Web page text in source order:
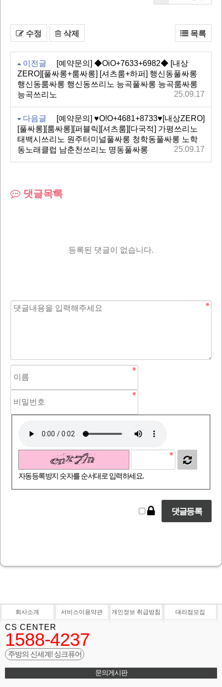
수정 삭제 목록
이전글
[예약문의] ◆OiO+7633+6982◆ [내상
ZERO][풀싸롱+룸싸롱] [셔츠룸+하퍼] 행신동풀싸롱
행신동룸싸롱 행신동쓰리노 능곡풀싸롱 능곡룸싸롱
능곡쓰리노
25.09.17
다음글
[예약문의] ♥O!O+4681+8733♥[내상ZERO]
[풀싸롱][룸싸롱][퍼블릭][셔츠룸][다국적] 가평쓰리노
태백시쓰리노 원주터미널풀싸롱 청학동풀싸롱 노학
동노래클럽 남춘천쓰리노 명동풀싸롱
25.09.17
댓글목록
등록된 댓글이 없습니다.
자동등록방지 숫자를 순서대로 입력하세요.
회사소개 서비스이용약관 개인정보 취급방침 대리점모집
CS CENTER
1588-4237
주방의 신세계! 싱크퓨어
문의게시판